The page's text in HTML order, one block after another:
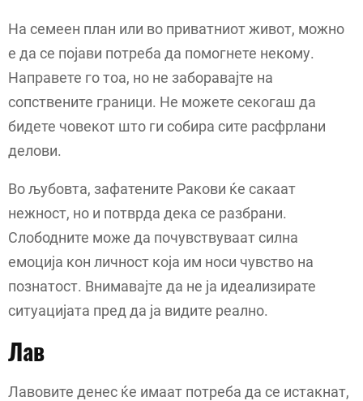
На семеен план или во приватниот живот, можно
е да се појави потреба да помогнете некому.
Направете го тоа, но не заборавајте на
сопствените граници. Не можете секогаш да
бидете човекот што ги собира сите расфрлани
делови.
Во љубовта, зафатените Ракови ќе сакаат
нежност, но и потврда дека се разбрани.
Слободните може да почувствуваат силна
емоција кон личност која им носи чувство на
познатост. Внимавајте да не ја идеализирате
ситуацијата пред да ја видите реално.
Лав
Лавовите денес ќе имаат потреба да се истакнат,